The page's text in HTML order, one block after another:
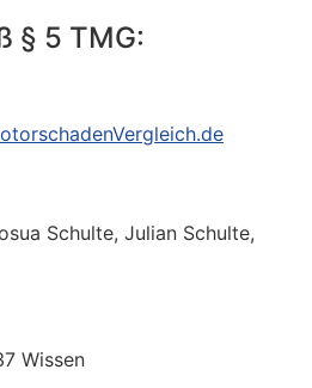
§ 5 TMG:
Schulte, Julian Schulte,
Wissen